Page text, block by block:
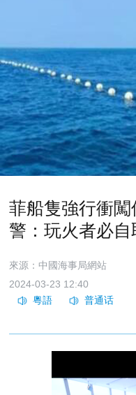
菲船隻強行衝
警：玩火者必自
來源：中國海事局網站
2024-03-23 12:40